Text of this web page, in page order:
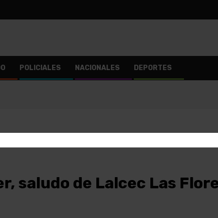
POLICIALES NACIONALES DEPORTES
saludo de Lalcec Las